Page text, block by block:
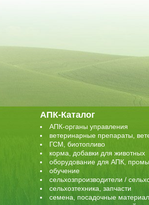
АПК-Каталог
АПК-органы управления
ветеринарные препараты,
ГСМ, биотопливо
корма, добавки для животных
оборудование для АПК,
обучение
сельхозпроизводители /
сельхозтехника, запчасти
семена, посадочные